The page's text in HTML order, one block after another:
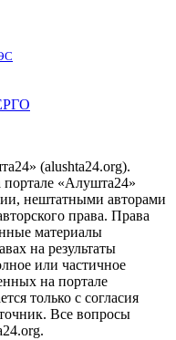
(alushta24.org).
«Алушта24»
нештатными авторами
права. Права
материалы
на результаты
или частичное
на портале
только с согласия
Все вопросы